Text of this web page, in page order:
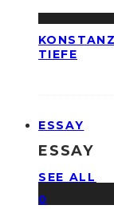
TIEFE
ESSAY
ESSAY
SEE ALL
0